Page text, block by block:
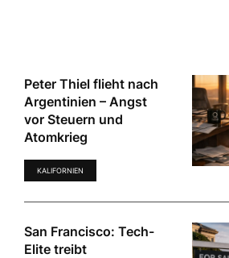
Peter Thiel flieht nach
Argentinien – Angst
vor Steuern und
Atomkrieg
KALIFORNIEN
San Francisco: Tech-
Elite treibt